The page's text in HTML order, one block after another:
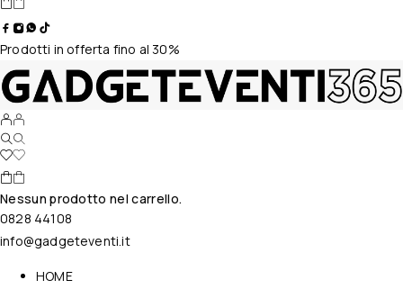
Prodotti in offerta fino al 30%
Nessun prodotto nel carrello.
0828 44108
info@gadgeteventi.it
HOME